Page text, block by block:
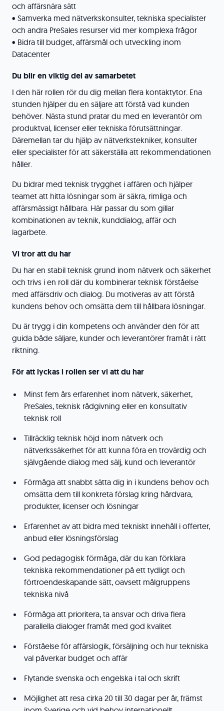
och affärsnära sätt
• Samverka med nätverkskonsulter, tekniska specialister
och andra PreSales resurser vid mer komplexa frågor
• Bidra till budget, affärsmål och utveckling inom
Datacenter
Du blir en viktig del av samarbetet
I den här rollen rör du dig mellan flera kontaktytor. Ena
stunden hjälper du en säljare att förstå vad kunden
behöver. Nästa stund pratar du med en leverantör om
produktval, licenser eller tekniska förutsättningar.
Däremellan tar du hjälp av nätverkstekniker, konsulter
eller specialister för att säkerställa att rekommendationen
håller.
Du bidrar med teknisk trygghet i affären och hjälper
teamet att hitta lösningar som är säkra, rimliga och
affärsmässigt hållbara. Här passar du som gillar
kombinationen av teknik, kunddialog, affär och
lagarbete.
Vi tror att du har
Du har en stabil teknisk grund inom nätverk och säkerhet
och trivs i en roll där du kombinerar teknisk förståelse
med affärsdriv och dialog. Du motiveras av att förstå
kundens behov och omsätta dem till hållbara lösningar.
Du är trygg i din kompetens och använder den för att
guida både säljare, kunder och leverantörer framåt i rätt
riktning.
För att lyckas i rollen ser vi att du har
Minst fem års erfarenhet inom nätverk, säkerhet,
PreSales, teknisk rådgivning eller en konsultativ
teknisk roll
Tillräcklig teknisk höjd inom nätverk och
nätverkssäkerhet för att kunna föra en trovärdig och
självgående dialog med sälj, kund och leverantör
Förmåga att snabbt sätta dig in i kundens behov och
omsätta dem till konkreta förslag kring hårdvara,
produkter, licenser och lösningar
Erfarenhet av att bidra med tekniskt innehåll i offerter,
anbud eller lösningsförslag
God pedagogisk förmåga, där du kan förklara
tekniska rekommendationer på ett tydligt och
förtroendeskapande sätt, oavsett målgruppens
tekniska nivå
Förmåga att prioritera, ta ansvar och driva flera
parallella dialoger framåt med god kvalitet
Förståelse för affärslogik, försäljning och hur tekniska
val påverkar budget och affär
Flytande svenska och engelska i tal och skrift
Möjlighet att resa cirka 20 till 30 dagar per år, främst